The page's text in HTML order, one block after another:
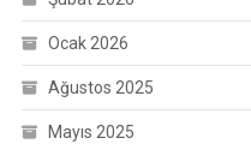
Ocak 2026
Ağustos 2025
Mayıs 2025